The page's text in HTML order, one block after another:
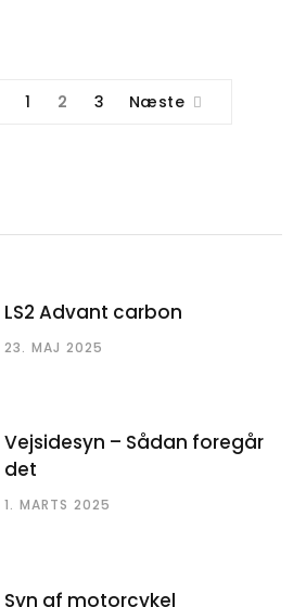
1 2 3 Næste
LS2 Advant carbon
23. MAJ 2025
Vejsidesyn – Sådan foregår
det
1. MARTS 2025
Syn af motorcykel